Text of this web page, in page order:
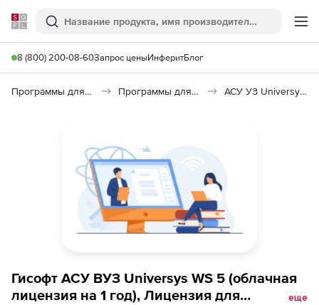
Softline
Поиск
8 (800) 200-08-60Запрос ценыИнферитБлог
Программы для образования и науки Программы для ВУЗов АСУ УЗ Universys Web Server
Гисофт АСУ ВУЗ Universys WS 5 (облачная
лицензия на 1 год), Лицензия для
еще